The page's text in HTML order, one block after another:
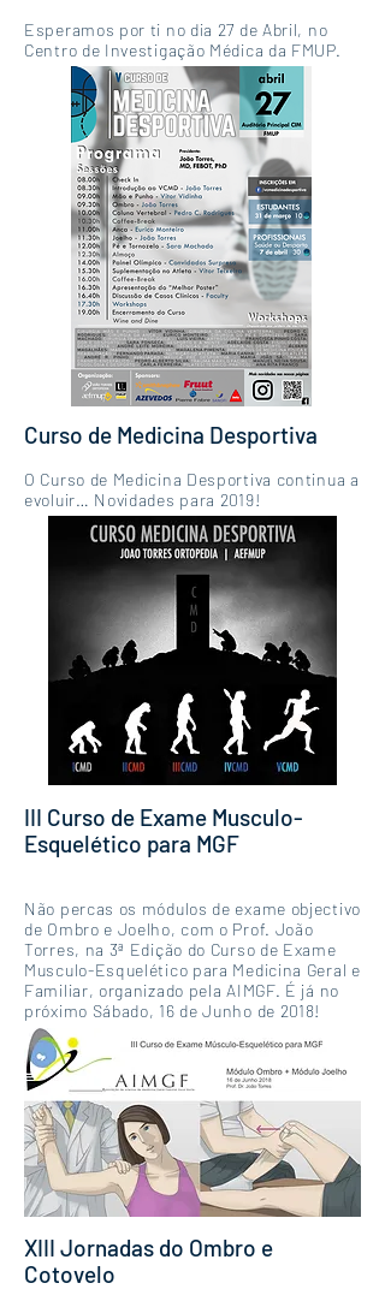
Esperamos por ti no dia 27 de Abril, no
Centro de Investigação Médica da FMUP.
Curso de Medicina Desportiva
O Curso de Medicina Desportiva continua a
evoluir… Novidades para 2019!
III Curso de Exame Musculo-
Esquelético para MGF
Não percas os módulos de exame objectivo
de Ombro e Joelho, com o Prof. João
Torres, na 3ª Edição do Curso de Exame
Musculo-Esquelético para Medicina Geral e
Familiar, organizado pela AIMGF. É já no
próximo Sábado, 16 de Junho de 2018!
XIII Jornadas do Ombro e
Cotovelo